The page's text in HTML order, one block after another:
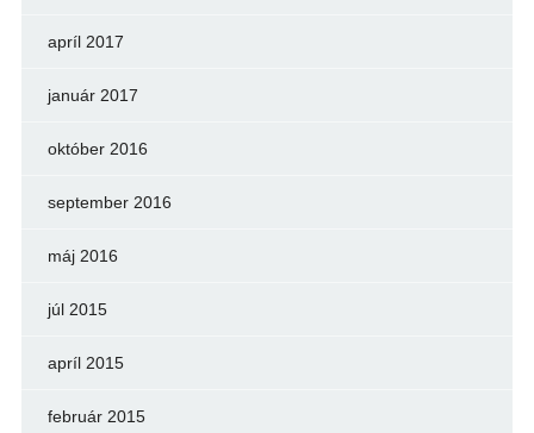
apríl 2017
január 2017
október 2016
september 2016
máj 2016
júl 2015
apríl 2015
február 2015